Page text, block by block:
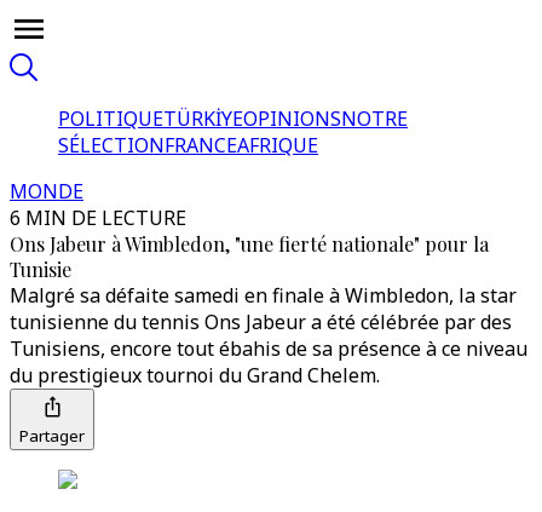
POLITIQUETÜRKİYEOPINIONSNOTRE
SÉLECTIONFRANCEAFRIQUE
MONDE
6 MIN DE LECTURE
Ons Jabeur à Wimbledon, "une fierté nationale" pour la
Tunisie
Malgré sa défaite samedi en finale à Wimbledon, la star
tunisienne du tennis Ons Jabeur a été célébrée par des
Tunisiens, encore tout ébahis de sa présence à ce niveau
du prestigieux tournoi du Grand Chelem.
Partager